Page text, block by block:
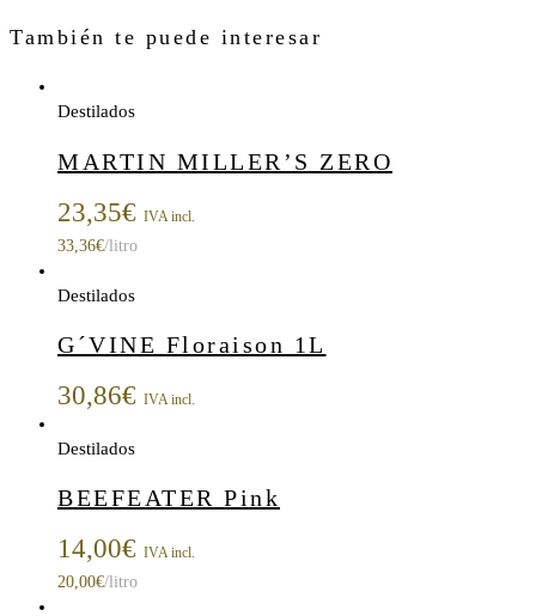
También te puede interesar
Destilados
MARTIN MILLER’S ZERO
23,35€ IVA incl.
33,36€/litro
Destilados
G´VINE Floraison 1L
30,86€ IVA incl.
Destilados
BEEFEATER Pink
14,00€ IVA incl.
20,00€/litro